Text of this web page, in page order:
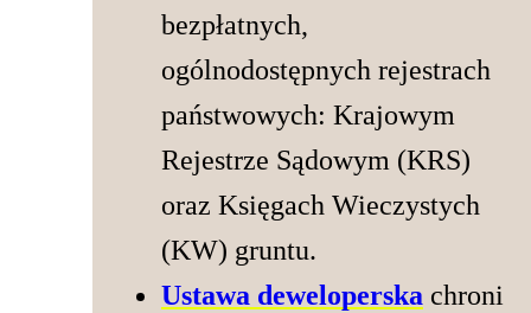
bezpłatnych,
ogólnodostępnych rejestrach
państwowych: Krajowym
Rejestrze Sądowym (KRS)
oraz Księgach Wieczystych
(KW) gruntu.
Ustawa deweloperska chroni